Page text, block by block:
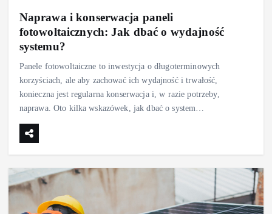
Naprawa i konserwacja paneli
fotowoltaicznych: Jak dbać o wydajność
systemu?
Panele fotowoltaiczne to inwestycja o długoterminowych
korzyściach, ale aby zachować ich wydajność i trwałość,
konieczna jest regularna konserwacja i, w razie potrzeby,
naprawa. Oto kilka wskazówek, jak dbać o system…